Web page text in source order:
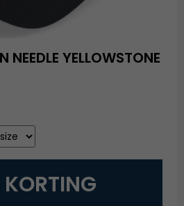
YELLOWSTONE
KORTING